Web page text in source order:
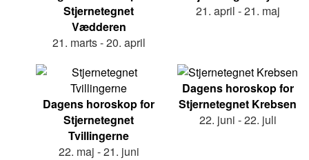
Stjernetegnet
Vædderen
21. marts - 20. april
21. april - 21. maj
Dagens horoskop for
Stjernetegnet
Tvillingerne
22. maj - 21. juni
Dagens horoskop for
Stjernetegnet Krebsen
22. juni - 22. juli